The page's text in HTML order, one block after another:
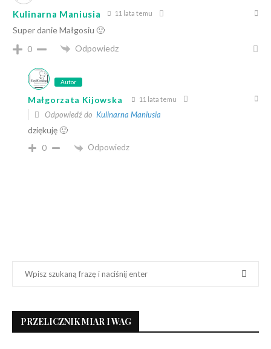
Kulinarna Maniusia 11 lata temu
Super danie Małgosiu 🙂
0
Odpowiedz
Autor
Małgorzata Kijowska 11 lata temu
Odpowiedź do Kulinarna Maniusia
dziękuję 🙂
0 Odpowiedz
PRZELICZNIK MIAR I WAG